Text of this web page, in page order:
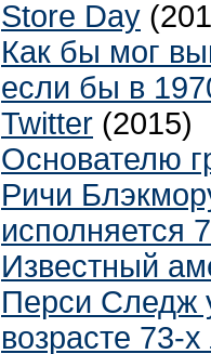
Store Day
Как бы мог
если бы в
Twitter (2015)
Основателю
Ричи
исполняется
Известный
Перси
возрасте 73-х